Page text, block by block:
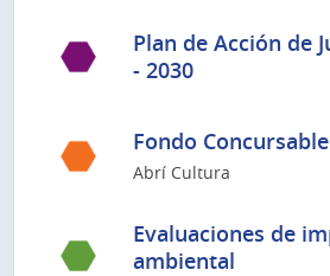
Plan de Acción de
- 2030
Fondo
Abrí Cultura
Evaluaciones de
ambiental